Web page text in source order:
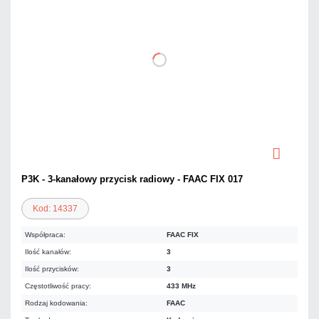
P3K - 3-kanałowy przycisk radiowy - FAAC FIX 017
Kod: 14337
Współpraca: FAAC FIX
Ilość kanałów: 3
Ilość przycisków: 3
Częstotliwość pracy: 433 MHz
Rodzaj kodowania: FAAC